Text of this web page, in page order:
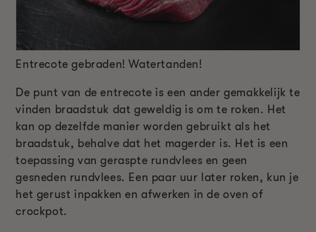
Entrecote gebraden! Watertanden!
De punt van de entrecote is een ander gemakkelijk te
vinden braadstuk dat geweldig is om te roken. Het
kan op dezelfde manier worden gebruikt als het
braadstuk, behalve dat het magerder is. Het is een
toepassing van geraspte rundvlees en geen
gesneden rundvlees. Een paar uur later roken, kun je
het gerust inpakken en afwerken in de oven of
crockpot.